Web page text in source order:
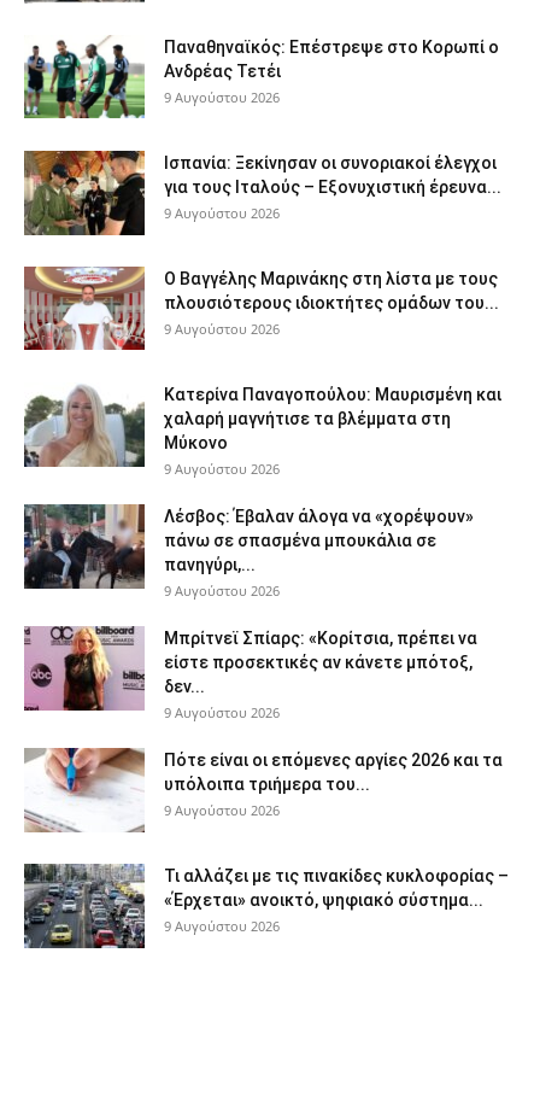
Παναθηναϊκός: Επέστρεψε στο Κορωπί ο
Ανδρέας Τετέι
9 Αυγούστου 2026
Ισπανία: Ξεκίνησαν οι συνοριακοί έλεγχοι
για τους Ιταλούς – Εξονυχιστική έρευνα...
9 Αυγούστου 2026
Ο Βαγγέλης Μαρινάκης στη λίστα με τους
πλουσιότερους ιδιοκτήτες ομάδων του...
9 Αυγούστου 2026
Κατερίνα Παναγοπούλου: Μαυρισμένη και
χαλαρή μαγνήτισε τα βλέμματα στη
Μύκονο
9 Αυγούστου 2026
Λέσβος: Έβαλαν άλογα να «χορέψουν»
πάνω σε σπασμένα μπουκάλια σε
πανηγύρι,...
9 Αυγούστου 2026
Μπρίτνεϊ Σπίαρς: «Κορίτσια, πρέπει να
είστε προσεκτικές αν κάνετε μπότοξ,
δεν...
9 Αυγούστου 2026
Πότε είναι οι επόμενες αργίες 2026 και τα
υπόλοιπα τριήμερα του...
9 Αυγούστου 2026
Τι αλλάζει με τις πινακίδες κυκλοφορίας –
«Έρχεται» ανοικτό, ψηφιακό σύστημα...
9 Αυγούστου 2026